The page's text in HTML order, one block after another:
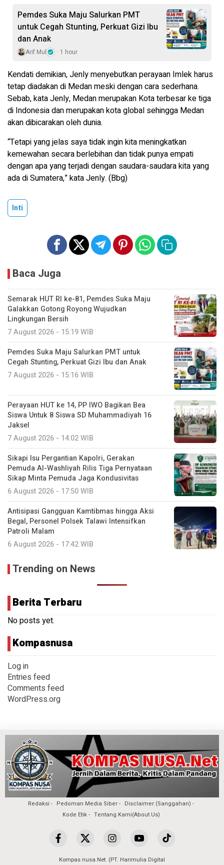
Pemdes Suka Maju Salurkan PMT
untuk Cegah Stunting, Perkuat Gizi Ibu
dan Anak
Arif Mul 1 hour
Kendati demikian, Jenly menyebutkan perayaan Imlek harus
tetap diadakan di Medan meski dengan cara sederhana.
Sebab, kata Jenly, Medan merupakan Kota terbesar ke tiga
di Indonesia dan merupakan kota global sehingga Medan
akan dibicarakan oleh dunia.
“Tetapi yang jelas saya tidak ingin kita meningkatkan
kemewahan secara berlebihan dan tidak punya empati
dengan apa yang terjadi dengan saudara-saudara kita yang
ada di Sumatera,” kata Jenly. (Bbg)
Inti
Baca Juga
Semarak HUT RI ke-81, Pemdes Suka Maju
Galakkan Gotong Royong Wujudkan
Lingkungan Bersih
7 August 2026 - 15:19 WIB
Pemdes Suka Maju Salurkan PMT untuk
Cegah Stunting, Perkuat Gizi Ibu dan Anak
7 August 2026 - 15:16 WIB
Perayaan HUT ke 14, PP IWO Bagikan Bea
Siswa Untuk 8 Siswa SD Muhammadiyah 16
Jaksel
7 August 2026 - 14:02 WIB
Sikapi Isu Pergantian Kapolri, Gerakan
Pemuda Al-Washliyah Rilis Tiga Pernyataan
Sikap Minta Pemuda Jaga Kondusivitas
6 August 2026 - 17:50 WIB
Antisipasi Gangguan Kamtibmas hingga Aksi
Begal, Personel Polsek Talawi Intensifkan
Patroli Malam
6 August 2026 - 17:42 WIB
Trending on News
Berita Terbaru
No posts yet.
Kompasnusa
Log in
Entries feed
Comments feed
WordPress.org
Redaksi Pedoman Media Siber
Disclaimer (Sanggahan)
Kode Etik
Tentang Kami(About Us)
Kompas nusa.Net. (PT. Harimulia Digital